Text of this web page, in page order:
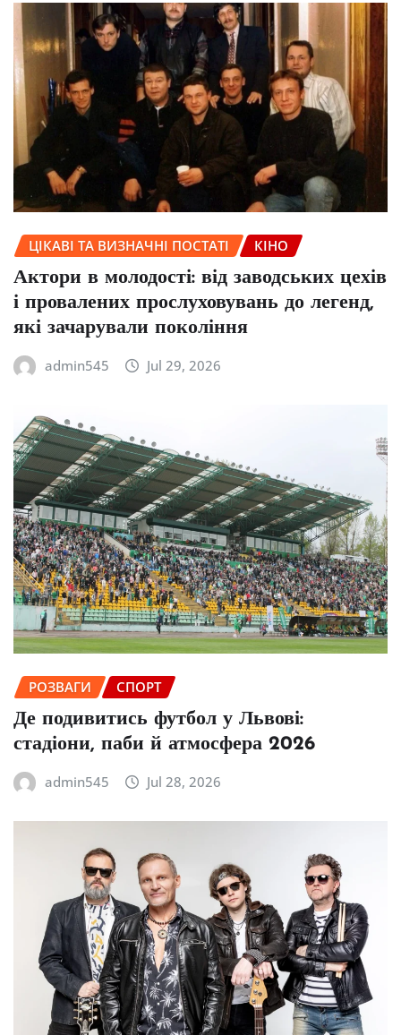
ЦІКАВІ ТА ВИЗНАЧНІ ПОСТАТІ КІНО
Актори в молодості: від заводських цехів
і провалених прослуховувань до легенд,
які зачарували покоління
admin545 Jul 29, 2026
РОЗВАГИ СПОРТ
Де подивитись футбол у Львові:
стадіони, паби й атмосфера 2026
admin545 Jul 28, 2026